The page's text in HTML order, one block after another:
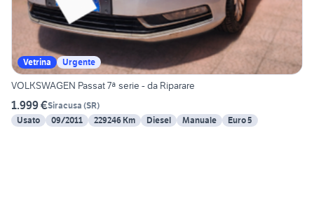
Vetrina Urgente
VOLKSWAGEN Passat 7ª serie - da Riparare
1.999 €Siracusa (SR)
Usato
09/2011 229246 Km Diesel Manuale Euro 5